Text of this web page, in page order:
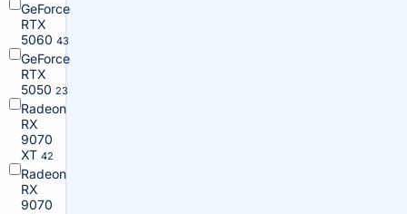
GeForce
RTX
5060 43
GeForce
RTX
5050 23
Radeon
RX
9070
XT 42
Radeon
RX
9070